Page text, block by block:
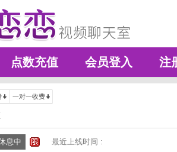
点数充值 会员登入 注
一对一收费
息中 最近上线时间 :